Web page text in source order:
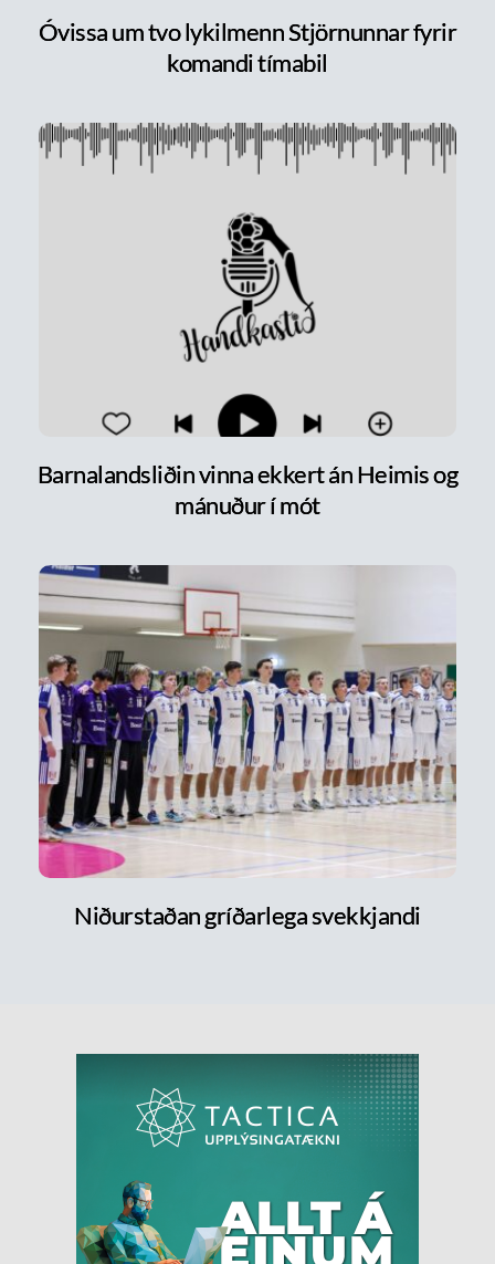
Óvissa um tvo lykilmenn Stjörnunnar fyrir
komandi tímabil
Barnalandsliðin vinna ekkert án Heimis og
mánuður í mót
Niðurstaðan gríðarlega svekkjandi